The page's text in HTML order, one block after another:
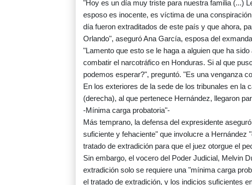
"Hoy es un día muy triste para nuestra familia (...)
esposo es inocente, es víctima de una
día fueron extraditados de este país y que ahora,
Orlando", aseguró Ana García, esposa del
"Lamento que esto se le haga a alguien que ha
combatir el narcotráfico en Honduras. Si al que
podemos esperar?", preguntó. "Es una venganza
En los exteriores de la sede de los tribunales en la
(derecha), al que pertenece Hernández, llegaron
-Mínima carga probatoria"-
Más temprano, la defensa del expresidente
suficiente y fehaciente" que involucre a
tratado de extradición para que el juez otorgue el
Sin embargo, el vocero del Poder Judicial, Melvin
extradición solo se requiere una "mínima carga
el tratado de extradición, y los indicios suficientes